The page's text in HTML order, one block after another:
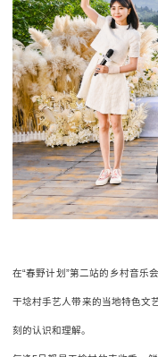
在“春野计划”第二站的乡村音乐
干埝村手艺人带来的当地特色文
刻的认识和理解。